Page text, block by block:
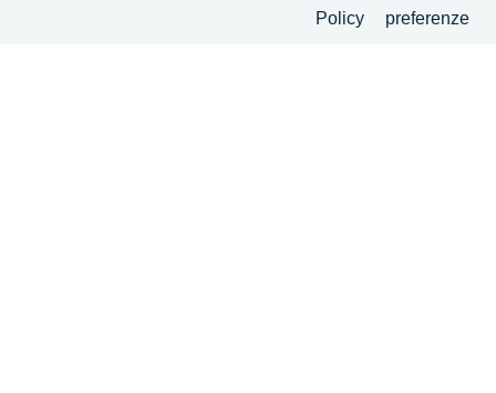
Policy
preferenze